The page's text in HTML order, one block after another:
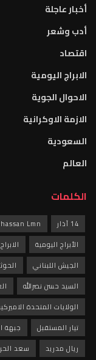
أخبار عاجلة
أدب وشعر
اقتصاد
الابراج اليومية
الاحوال الجوية
الازمة الاوكرانية
السعودية
العالم
الكلمات
14 آذار Lmn
الأبراج اليومية
الابراج
الجيش اللبناني
السيد حسن نصرالله
الولايات المتحدة
تيار المستقبل
جبهة
ريال مدريد
سعد